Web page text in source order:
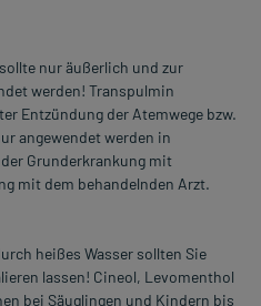
nur äußerlich und zur
werden! Transpulmin
Entzündung der Atemwege bzw.
angewendet werden in
Grunderkrankung mit
mit dem behandelnden Arzt.
heißes Wasser sollten Sie
lassen! Cineol, Levomenthol
bei Säuglingen und Kindern bis